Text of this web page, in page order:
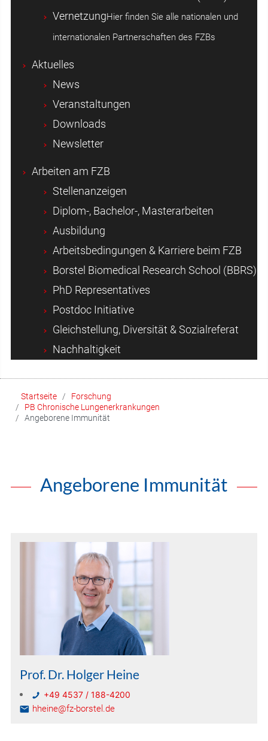
VernetzungHier finden Sie alle nationalen und
internationalen Partnerschaften des FZBs
Aktuelles
News
Veranstaltungen
Downloads
Newsletter
Arbeiten am FZB
Stellenanzeigen
Diplom-, Bachelor-, Masterarbeiten
Ausbildung
Arbeitsbedingungen & Karriere beim FZB
Borstel Biomedical Research School (BBRS)
PhD Representatives
Postdoc Initiative
Gleichstellung, Diversität & Sozialreferat
Nachhaltigkeit
Startseite
Forschung
PB Chronische Lungenerkrankungen
Angeborene Immunität
Angeborene Immunität
Prof. Dr. Holger Heine
+49 4537 / 188-4200
hheine@fz-borstel.de